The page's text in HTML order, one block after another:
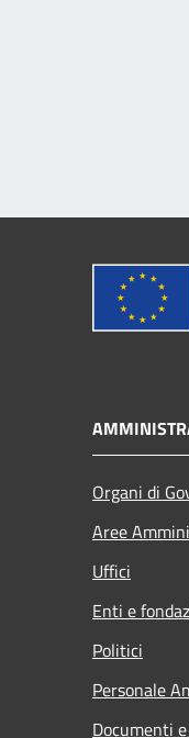
Organi di
Aree
Uffici
Enti e
Politici
Personale
Documenti